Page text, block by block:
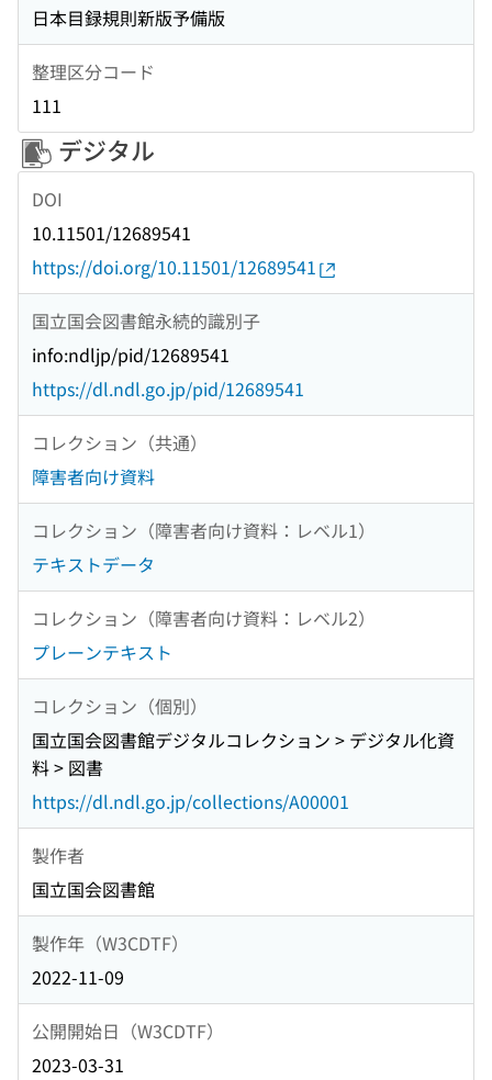
日本目録規則新版予備版
整理区分コード
111
デジタル
DOI
10.11501/12689541
https://doi.org/10.11501/12689541
国立国会図書館永続的識別子
info:ndljp/pid/12689541
https://dl.ndl.go.jp/pid/12689541
コレクション（共通）
障害者向け資料
コレクション（障害者向け資料：レベル1）
テキストデータ
コレクション（障害者向け資料：レベル2）
プレーンテキスト
コレクション（個別）
国立国会図書館デジタルコレクション > デジタル化資
料 > 図書
https://dl.ndl.go.jp/collections/A00001
製作者
国立国会図書館
製作年（W3CDTF）
2022-11-09
公開開始日（W3CDTF）
2023-03-31